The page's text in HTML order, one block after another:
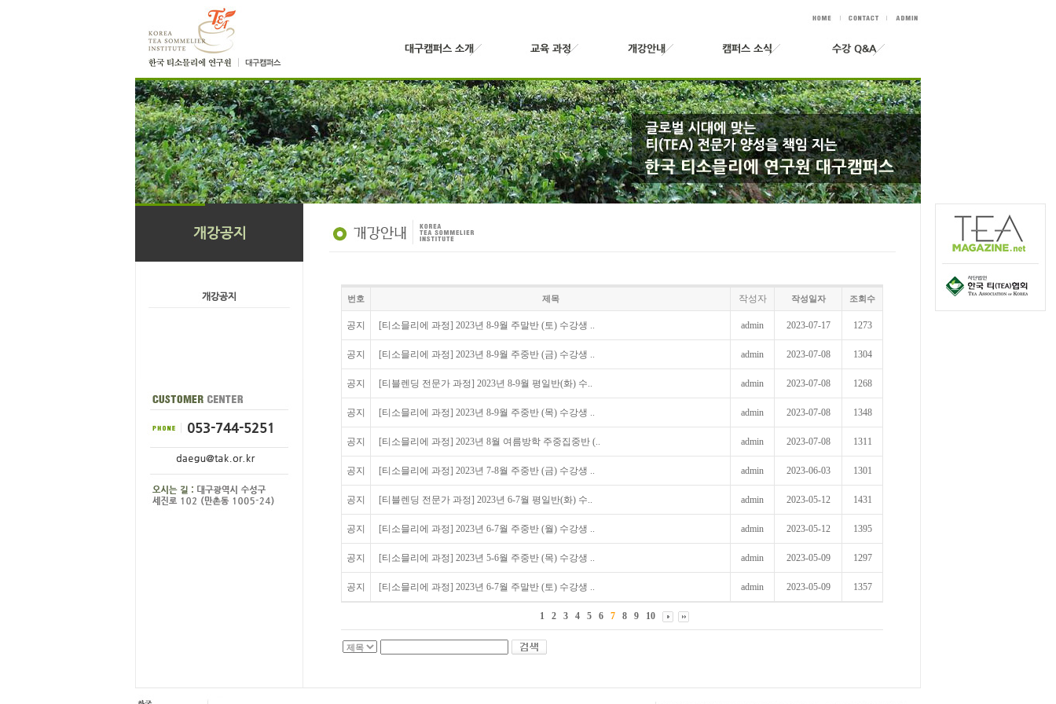
번호 제목 작성자 작성일자 조회수
공지 [티소믈리에 과정] 2023년 8-9월 주말반 (토) 수강생 .. admin 2023-07-17 1273
공지 [티소믈리에 과정] 2023년 8-9월 주중반 (금) 수강생 .. admin 2023-07-08 1304
공지 [티블렌딩 전문가 과정] 2023년 8-9월 평일반(화) 수.. admin 2023-07-08 1268
공지 [티소믈리에 과정] 2023년 8-9월 주중반 (목) 수강생 .. admin 2023-07-08 1348
공지 [티소믈리에 과정] 2023년 8월 여름방학 주중집중반 (.. admin 2023-07-08 1311
공지 [티소믈리에 과정] 2023년 7-8월 주중반 (금) 수강생 .. admin 2023-06-03 1301
공지 [티블렌딩 전문가 과정] 2023년 6-7월 평일반(화) 수.. admin 2023-05-12 1431
공지 [티소믈리에 과정] 2023년 6-7월 주중반 (월) 수강생 .. admin 2023-05-12 1395
공지 [티소믈리에 과정] 2023년 5-6월 주중반 (목) 수강생 .. admin 2023-05-09 1297
공지 [티소믈리에 과정] 2023년 6-7월 주말반 (토) 수강생 .. admin 2023-05-09 1357
1 2 3 4 5 6 7 8 9 10